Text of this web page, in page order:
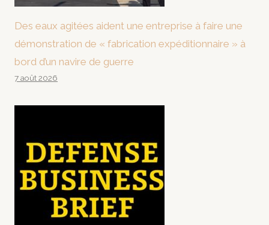
Des eaux agitées aident une entreprise à faire une
démonstration de « fabrication expéditionnaire » à
bord d’un navire de guerre
7 août 2026